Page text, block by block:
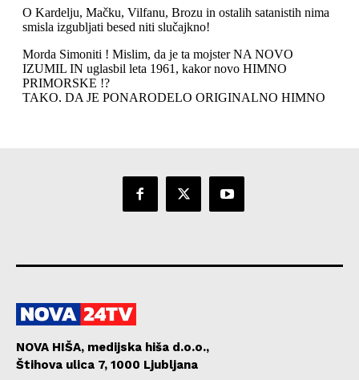
NOVA HIŠA, medijska hiša d.o.o.,
Štihova ulica 7, 1000 Ljubljana